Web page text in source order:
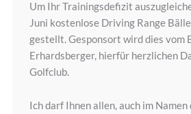
Um Ihr Trainingsdefizit
Juni kostenlose Driving Range
gestellt. Gesponsort wird dies vom
Erhardsberger, hierfür herzlichen
Golfclub.
Ich darf Ihnen allen, auch im Namen